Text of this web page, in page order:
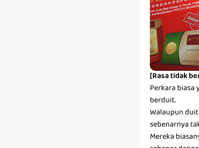
[Rasa tidak
Perkara
berduit.
Walaupun
sebenarnya
Mereka